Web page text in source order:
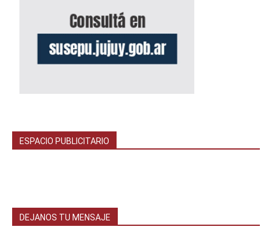
ESPACIO PUBLICITARIO
DEJANOS TU MENSAJE